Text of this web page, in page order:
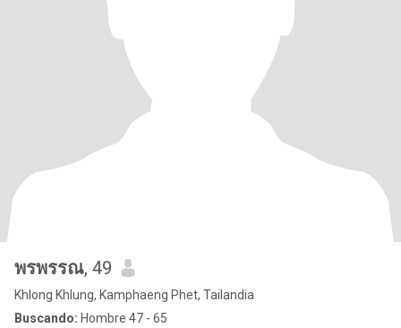
พรพรรณ, 49
Khlong Khlung, Kamphaeng Phet, Tailandia
Buscando: Hombre 47 - 65